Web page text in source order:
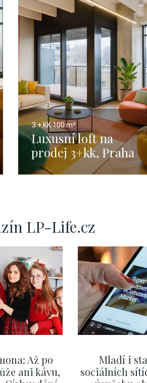
3 + KK100 m²
Luxusní loft na
prodej 3+kk, Praha
- 100 m²
LP-Life.cz
Až po
ani kávu,
Mladí i
sociálních